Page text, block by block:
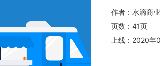
作者：水滴商
页数：41页
上线：2020年